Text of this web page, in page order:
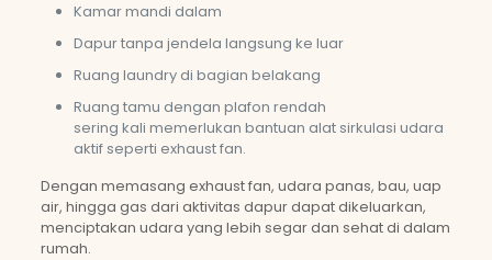
Kamar mandi dalam
Dapur tanpa jendela langsung ke luar
Ruang laundry di bagian belakang
Ruang tamu dengan plafon rendah
sering kali memerlukan bantuan alat sirkulasi udara
aktif seperti exhaust fan.
Dengan memasang exhaust fan, udara panas, bau, uap
air, hingga gas dari aktivitas dapur dapat dikeluarkan,
menciptakan udara yang lebih segar dan sehat di dalam
rumah.